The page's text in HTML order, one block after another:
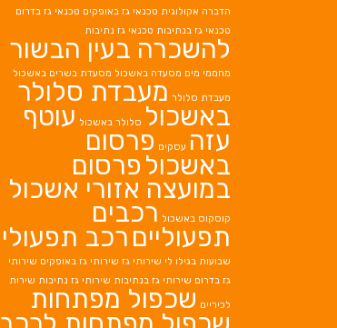
הדברה אקולוגית טכנאי גז באופקים טכנאי גז בדרום
טכנאי גז בנתיבות טכנאי גז נתיבות
להשכרה בעין הבשור
מחממי מים מסעדה באשכול מסעדת בשרים באשכול
מעבדת סלולר מעבדת סלולר
באשכול סלולר באשכול עוטף
עזה עסקים פרסום
באשכול פרסום
במועצה אזורי אשכול
קוסקוס באשכול רכבים
תפעוליים רכב תפעולי
שבועות בגילו לי שירותי גז שירותי גז באופקים שירותי
גז בדרום שירותי גז בנתיבות שירותי גז נתיבות שירות
לכיריים שכפול מפתחות